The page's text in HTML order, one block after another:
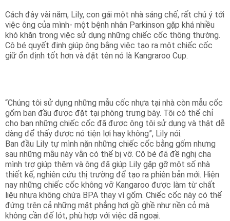
Cách đây vài năm, Lily, con gái một nhà sáng chế, rất chú ý tới
việc ông của mình- một bệnh nhân Parkinson gặp khá nhiều
khó khăn trong việc sử dụng những chiếc cốc thông thường.
Cô bé quyết định giúp ông bằng việc tạo ra một chiếc cốc
giữ ổn định tốt hơn và đặt tên nó là Kangraroo Cup.
“Chúng tôi sử dụng những mẫu cốc nhựa tại nhà còn mẫu cốc
gốm ban đầu được đặt tại phòng trưng bày. Tôi có thể chỉ
cho bạn những chiếc cốc đã được ông tôi sử dụng và thật dễ
dàng để thấy được nó tiện lợi hay không”, Lily nói.
Ban đầu Lily tự mình nặn những chiếc cốc bằng gốm nhưng
sau những mẫu này vẫn có thể bị vỡ. Cô bé đã đề nghị cha
mình trợ giúp thêm và ông đã giúp Lily gặp gỡ một số nhà
thiết kế, nghiên cứu thị trường để tạo ra phiên bản mới. Hiện
nay những chiếc cốc không vỡ Kangaroo được làm từ chất
liệu nhựa không chứa BPA thay vì gốm. Chiếc cốc này có thể
đứng trên cả những mặt phẳng hơi gồ ghề như nền cỏ mà
không cần đế lót, phù hợp với việc dã ngoại.